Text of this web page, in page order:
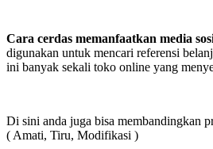
Cara cerdas memanfaatkan media
digunakan untuk mencari referensi
ini banyak sekali toko online yang
Di sini anda juga bisa membandingkan
( Amati, Tiru, Modifikasi )